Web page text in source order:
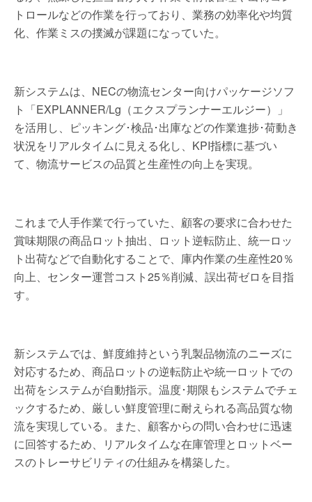
トロールなどの作業を行っており、業務の効率化や均質
化、作業ミスの撲滅が課題になっていた。
新システムは、NECの物流センター向けパッケージソフ
ト「EXPLANNER/Lg（エクスプランナーエルジー）」
を活用し、ピッキング･検品･出庫などの作業進捗･荷動き
状況をリアルタイムに見える化し、KPI指標に基づい
て、物流サービスの品質と生産性の向上を実現。
これまで人手作業で行っていた、顧客の要求に合わせた
賞味期限の商品ロット抽出、ロット逆転防止、統一ロッ
ト出荷などで自動化することで、庫内作業の生産性20％
向上、センター運営コスト25％削減、誤出荷ゼロを目指
す。
新システムでは、鮮度維持という乳製品物流のニーズに
対応するため、商品ロットの逆転防止や統一ロットでの
出荷をシステムが自動指示。温度･期限もシステムでチェ
ックするため、厳しい鮮度管理に耐えられる高品質な物
流を実現している。また、顧客からの問い合わせに迅速
に回答するため、リアルタイムな在庫管理とロットベー
スのトレーサビリティの仕組みを構築した。